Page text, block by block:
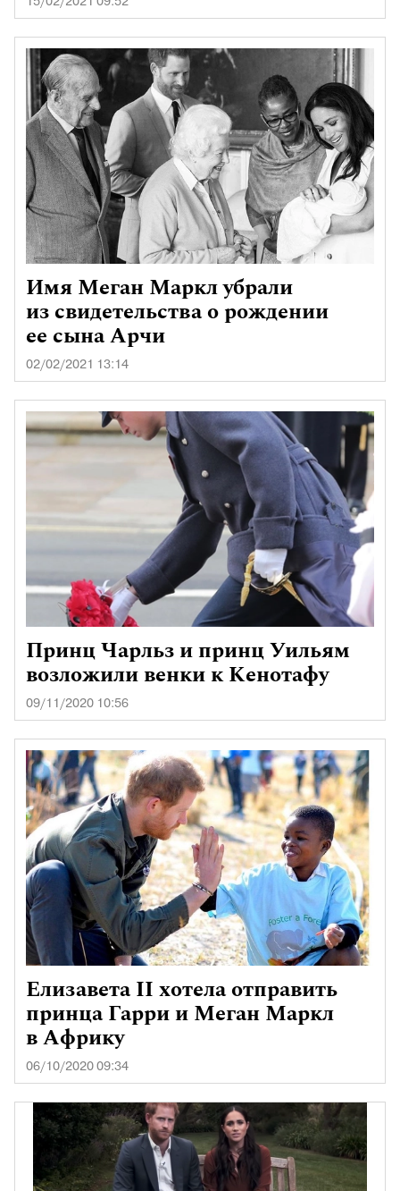
Имя Меган Маркл убрали
из свидетельства о рождении
ее сына Арчи
02/02/2021 13:14
Принц Чарльз и принц Уильям
возложили венки к Кенотафу
09/11/2020 10:56
Елизавета II хотела отправить
принца Гарри и Меган Маркл
в Африку
06/10/2020 09:34